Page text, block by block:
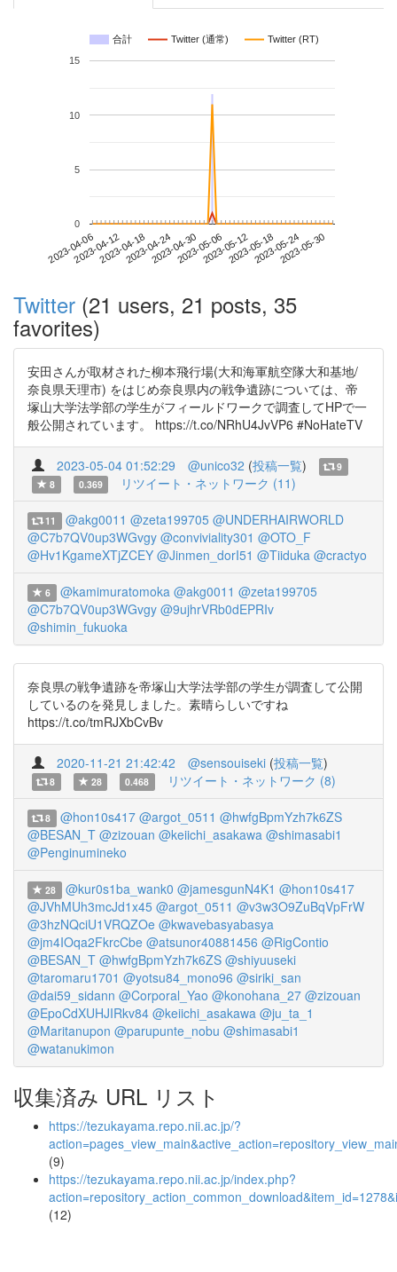
合計 Twitter (通常) Twitter (RT)
2023-04-062023-04-122023-04-182023-04-242023-04-302023-05-062023-05-122023-05-182023-05-242023-05-30
0
5
10
15
Twitter (21 users, 21 posts, 35
favorites)
安田さんが取材された柳本飛行場(大和海軍航空隊大和基地/
奈良県天理市) をはじめ奈良県内の戦争遺跡については、帝
塚山大学法学部の学生がフィールドワークで調査してHPで一
般公開されています。 https://t.co/NRhU4JvVP6 #NoHateTV
2023-05-04 01:52:29 @unico32 (投稿一覧)
9
8
0.369 リツイート・ネットワーク (11)
11 @akg0011 @zeta199705 @UNDERHAIRWORLD
@C7b7QV0up3WGvgy @conviviality301 @OTO_F
@Hv1KgameXTjZCEY @Jinmen_dorI51 @Tiiduka @cractyo
6 @kamimuratomoka @akg0011 @zeta199705
@C7b7QV0up3WGvgy @9ujhrVRb0dEPRIv
@shimin_fukuoka
奈良県の戦争遺跡を帝塚山大学法学部の学生が調査して公開
しているのを発見しました。素晴らしいですね
https://t.co/tmRJXbCvBv
2020-11-21 21:42:42 @sensouiseki (投稿一覧)
8 28 0.468 リツイート・ネットワーク (8)
8 @hon10s417 @argot_0511 @hwfgBpmYzh7k6ZS
@BESAN_T @zizouan @keiichi_asakawa @shimasabi1
@Penginumineko
28 @kur0s1ba_wank0 @jamesgunN4K1 @hon10s417
@JVhMUh3mcJd1x45 @argot_0511 @v3w3O9ZuBqVpFrW
@3hzNQciU1VRQZOe @kwavebasyabasya
@jm4IOqa2FkrcCbe @atsunor40881456 @RigContio
@BESAN_T @hwfgBpmYzh7k6ZS @shiyuuseki
@taromaru1701 @yotsu84_mono96 @siriki_san
@dai59_sidann @Corporal_Yao @konohana_27 @zizouan
@EpoCdXUHJIRkv84 @keiichi_asakawa @ju_ta_1
@Maritanupon @parupunte_nobu @shimasabi1
@watanukimon
収集済み URL リスト
https://tezukayama.repo.nii.ac.jp/?
(9)
https://tezukayama.repo.nii.ac.jp/index.php?
(12)